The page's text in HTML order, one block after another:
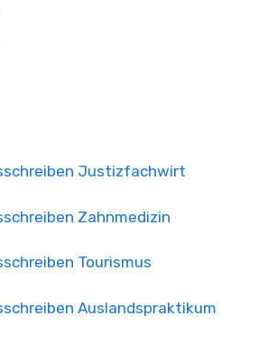
Justizfachwirt
Zahnmedizin
Tourismus
Auslandspraktikum